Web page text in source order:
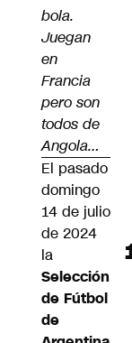
bola.
Juegan
en
Francia
pero son
todos de
Angola…
El pasado
domingo
14 de julio
de 2024
la
Selección
de Fútbol
de